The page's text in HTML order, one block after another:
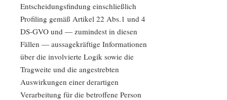
Entscheidungsfindung einschließlich
Profiling gemäß Artikel 22 Abs.1 und 4
DS-GVO und — zumindest in diesen
Fällen — aussagekräftige Informationen
über die involvierte Logik sowie die
Tragweite und die angestrebten
Auswirkungen einer derartigen
Verarbeitung für die betroffene Person